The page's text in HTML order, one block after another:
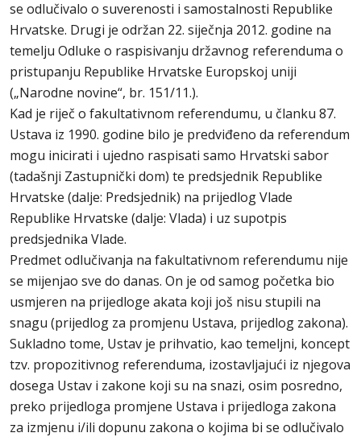
se odlučivalo o suverenosti i samostalnosti Republike
Hrvatske. Drugi je održan 22. siječnja 2012. godine na
temelju Odluke o raspisivanju državnog referenduma o
pristupanju Republike Hrvatske Europskoj uniji
(„Narodne novine“, br. 151/11.).
Kad je riječ o fakultativnom referendumu, u članku 87.
Ustava iz 1990. godine bilo je predviđeno da referendum
mogu inicirati i ujedno raspisati samo Hrvatski sabor
(tadašnji Zastupnički dom) te predsjednik Republike
Hrvatske (dalje: Predsjednik) na prijedlog Vlade
Republike Hrvatske (dalje: Vlada) i uz supotpis
predsjednika Vlade.
Predmet odlučivanja na fakultativnom referendumu nije
se mijenjao sve do danas. On je od samog početka bio
usmjeren na prijedloge akata koji još nisu stupili na
snagu (prijedlog za promjenu Ustava, prijedlog zakona).
Sukladno tome, Ustav je prihvatio, kao temeljni, koncept
tzv. propozitivnog referenduma, izostavljajući iz njegova
dosega Ustav i zakone koji su na snazi, osim posredno,
preko prijedloga promjene Ustava i prijedloga zakona
za izmjenu i/ili dopunu zakona o kojima bi se odlučivalo